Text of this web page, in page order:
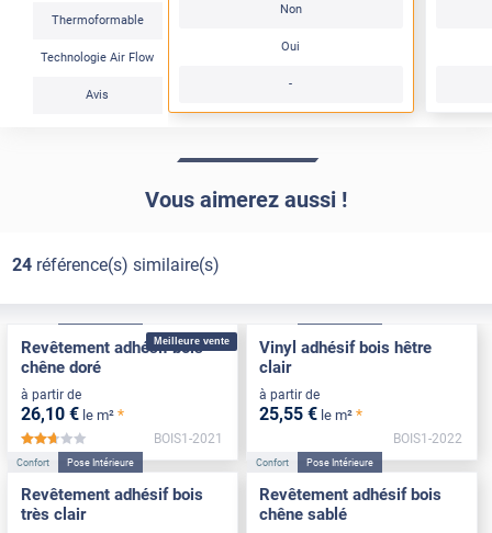
Thermoformable
Technologie Air Flow
Avis
Non
Oui
-
Vous aimerez aussi !
24référence(s) similaire(s)
Meilleure vente
Revêtement adhésif bois
chêne doré
à partir de
26,10 € le m² *
*****
BOIS1-2021
Vinyl adhésif bois hêtre
clair
à partir de
25,55 € le m² *
BOIS1-2022
Confort Pose Intérieure
Revêtement adhésif bois
très clair
Confort Pose Intérieure
Revêtement adhésif bois
chêne sablé